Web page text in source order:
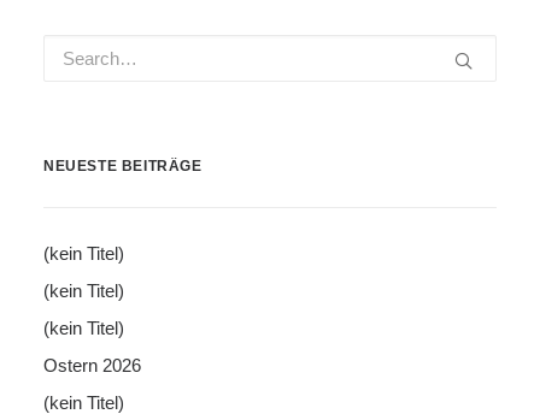
NEUESTE BEITRÄGE
(kein Titel)
(kein Titel)
(kein Titel)
Ostern 2026
(kein Titel)